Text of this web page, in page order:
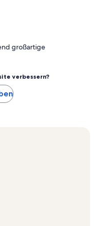
großartige
verbessern?